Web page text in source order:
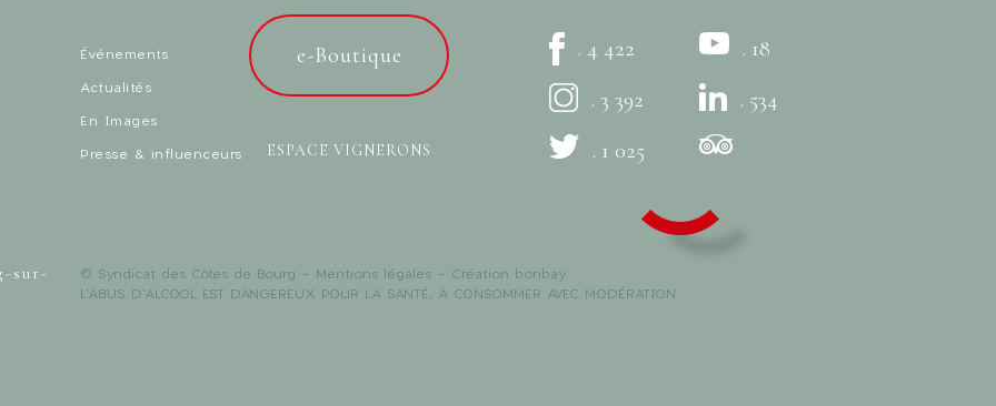
Événements
Actualités
En Images
Presse & influenceurs
e-Boutique
ESPACE VIGNERONS
. 4 422
. 3 392
. 1 025
. 18
. 534
sur- © Syndicat des Côtes de Bourg - Mentions légales - Création bonbay
L'ABUS D'ALCOOL EST DANGEREUX POUR LA SANTÉ, À CONSOMMER AVEC MODÉRATION